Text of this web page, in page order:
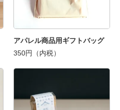
アパレル商品用ギフトバッグ
350円（内税）